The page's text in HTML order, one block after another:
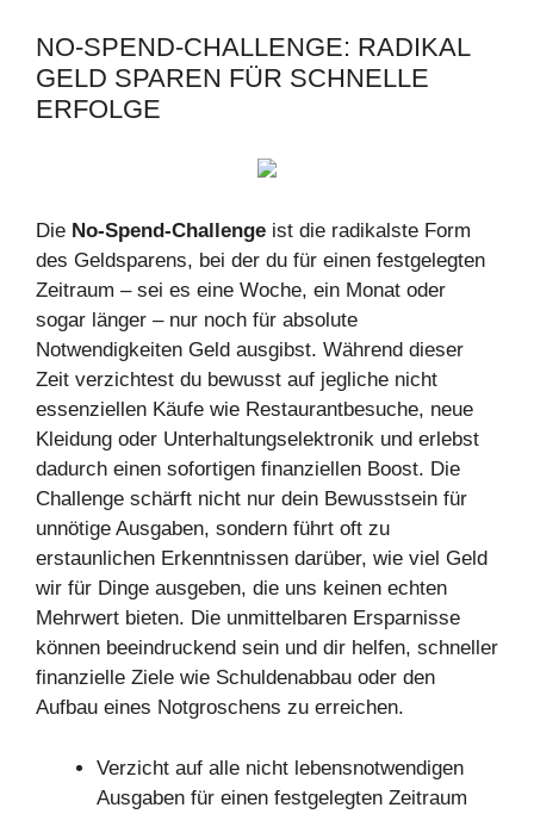
NO-SPEND-CHALLENGE: RADIKAL
GELD SPAREN FÜR SCHNELLE
ERFOLGE
Die No-Spend-Challenge ist die radikalste Form
des Geldsparens, bei der du für einen festgelegten
Zeitraum – sei es eine Woche, ein Monat oder
sogar länger – nur noch für absolute
Notwendigkeiten Geld ausgibst. Während dieser
Zeit verzichtest du bewusst auf jegliche nicht
essenziellen Käufe wie Restaurantbesuche, neue
Kleidung oder Unterhaltungselektronik und erlebst
dadurch einen sofortigen finanziellen Boost. Die
Challenge schärft nicht nur dein Bewusstsein für
unnötige Ausgaben, sondern führt oft zu
erstaunlichen Erkenntnissen darüber, wie viel Geld
wir für Dinge ausgeben, die uns keinen echten
Mehrwert bieten. Die unmittelbaren Ersparnisse
können beeindruckend sein und dir helfen, schneller
finanzielle Ziele wie Schuldenabbau oder den
Aufbau eines Notgroschens zu erreichen.
Verzicht auf alle nicht lebensnotwendigen
Ausgaben für einen festgelegten Zeitraum